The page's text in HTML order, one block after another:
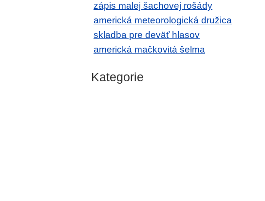
zápis malej šachovej rošády
americká meteorologická družica
skladba pre deväť hlasov
americká mačkovitá šelma
Kategorie